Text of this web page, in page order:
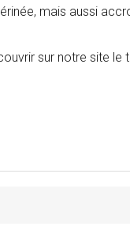
mais aussi
sur notre site le